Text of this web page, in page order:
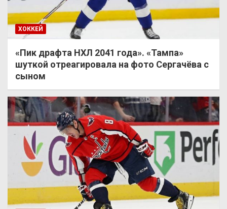
ХОККЕЙ
«Пик драфта НХЛ 2041 года». «Тампа»
шуткой отреагировала на фото Сергачёва с
сыном